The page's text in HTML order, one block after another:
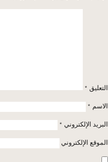
التعليق *
الاسم *
البريد الإلكتروني *
الموقع الإلكتروني